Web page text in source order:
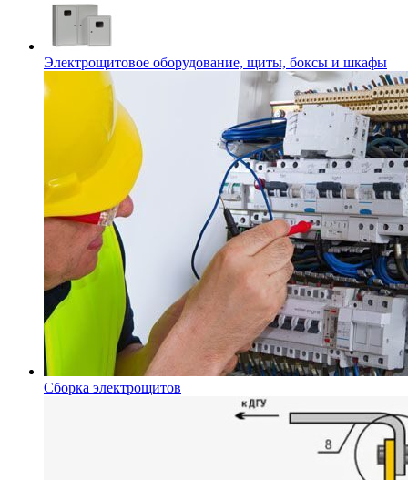
Электрощитовое оборудование, щиты, боксы и шкафы
Сборка электрощитов